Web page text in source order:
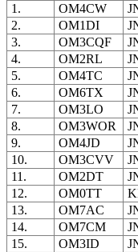
1.
OM4CW
2.
OM1DI
3.
OM3CQF
4.
OM2RL
5.
OM4TC
6.
OM6TX
7.
OM3LO
8.
OM3WOR
9.
OM4JD
10.
OM3CVV
11.
OM2DT
12.
OM0TT
13.
OM7AC
14.
OM7CM
15.
OM3ID